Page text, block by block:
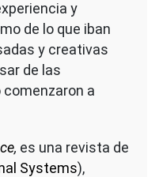
y
de lo que iban
y creativas
de las
a
, es una revista de
Systems),